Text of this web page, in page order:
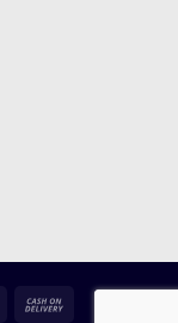
MasterCard